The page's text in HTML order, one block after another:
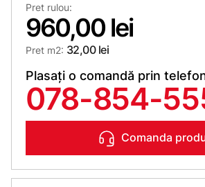
Pret rulou:
960,00 lei
Pret m2: 32,00 lei
Plasați o comandă prin
078-854-
Comanda